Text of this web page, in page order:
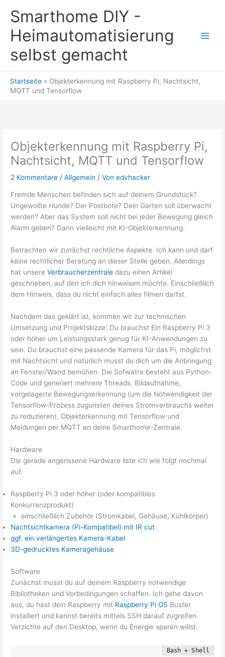
InhaltSmarthome DIY -
Heimautomatisierung
selbst gemacht
Startseite » Objekterkennung mit Raspberry Pi, Nachtsicht,
MQTT und Tensorflow
Objekterkennung mit Raspberry Pi,
Nachtsicht, MQTT und Tensorflow
2 Kommentare /Allgemein / Vonedvhacker
Fremde Menschen befinden sich auf deinem Grundstück?
Ungewollte Hunde? Der Postbote? Dein Garten soll überwacht
werden? Aber das System soll nicht bei jeder Bewegung gleich
Alarm geben? Dann vielleicht mit KI-Objekterkennung.
Betrachten wir zunächst rechtliche Aspekte. Ich kann und darf
keine rechtlicher Beratung an dieser Stelle geben. Allerdings
hat unsereVerbraucherzentrale dazu einen Artikel
geschrieben, auf den ich dich hinweisen möchte. Einschließlich
dem Hinweis, dass du nicht einfach alles filmen darfst.
Nachdem das geklärt ist, kommen wir zur technischen
Umsetzung und Projektskizze: Du brauchst Ein Raspberry Pi 3
oder höher um Leistungsstark genug für KI-Anwendungen zu
sein. Du brauchst eine passende Kamera für das Pi, möglichst
mit Nachtsicht und natürlich musst du dich um die Anbringung
an Fenster/Wand bemühen. Die Sofwatre besteht aus Python-
Code und generiert mehrere Threads. Bildaufnahme,
vorgelagerte Bewegungserkennung (um die Notwendigkeit der
Tensorflow-Prozess zugunsten deines Stromverbrauchs weiter
zu reduzieren), Objekterkennung mit Tensorflow und
Meldungen per MQTT an deine Smarthome-Zentrale.
Hardware
Die gerade angerissene Hardware liste ich wie folgt nochmal
auf.
Raspberry Pi 3 oder höher (oder kompatibles
Konkurrenzprodukt)
einschließlich Zubehör (Stromkabel, Gehäuse, Kühlkörper)
Nachtsichtkamera (Pi-Kompatibel) mit IR cut
ggf. ein verlängertes Kamera-Kabel
3D-gedrucktes Kameragehäuse
Software
Zunächst musst du auf deinem Raspberry notwendige
Bibliotheken und Vorbedingungen schaffen. Ich gehe davon
aus, du hast dein Raspberry mit Raspberry Pi OS Buster
installiert und kannst bereits mittels SSH darauf zugreifen.
Verzichte auf den Desktop, wenn du Energie sparen willst.